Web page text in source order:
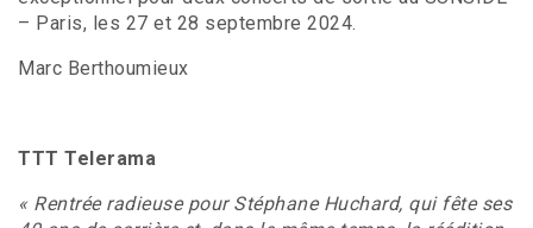
– Paris, les 27 et 28 septembre 2024.
Marc Berthoumieux
TTT Telerama
« Rentrée radieuse pour Stéphane Huchard, qui fête ses